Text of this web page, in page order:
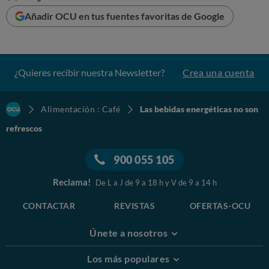
Añadir OCU en tus fuentes favoritas de Google
¿Quieres recibir nuestra Newsletter? Crea una cuenta
Alimentación : Café
Las bebidas energéticas no son
refrescos
900 055 105
Reclama! De L a J de 9 a 18 h y V de 9 a 14 h
CONTACTAR REVISTAS OFERTAS-OCU
Únete a nosotros
Los más populares